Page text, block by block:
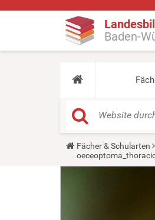
Baden-
Y
u
Fächer & Schularten